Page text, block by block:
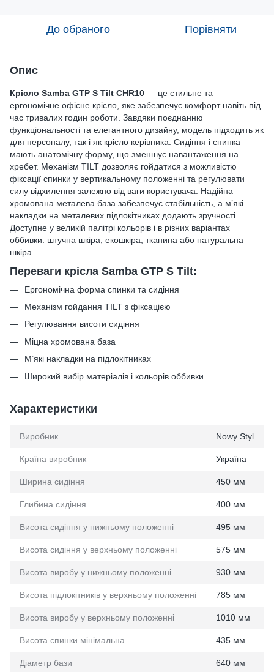
До обраного Порівняти
Опис
Крісло Samba GTP S Tilt CHR10 — це стильне та
ергономічне офісне крісло, яке забезпечує комфорт навіть під
час тривалих годин роботи. Завдяки поєднанню
функціональності та елегантного дизайну, модель підходить як
для персоналу, так і як крісло керівника. Сидіння і спинка
мають анатомічну форму, що зменшує навантаження на
хребет. Механізм TILT дозволяє гойдатися з можливістю
фіксації спинки у вертикальному положенні та регулювати
силу відхилення залежно від ваги користувача. Надійна
хромована металева база забезпечує стабільність, а м’які
накладки на металевих підлокітниках додають зручності.
Доступне у великій палітрі кольорів і в різних варіантах
оббивки: штучна шкіра, екошкіра, тканина або натуральна
шкіра.
Переваги крісла Samba GTP S Tilt:
Ергономічна форма спинки та сидіння
Механізм гойдання TILT з фіксацією
Регулювання висоти сидіння
Міцна хромована база
М’які накладки на підлокітниках
Широкий вибір матеріалів і кольорів оббивки
Характеристики
Виробник Nowy Styl
Країна виробник Україна
Ширина сидіння 450 мм
Глибина сидіння 400 мм
Висота сидіння у нижньому положенні 495 мм
Висота сидіння у верхньому положенні 575 мм
Висота виробу у нижньому положенні 930 мм
Висота підлокітників у верхньому положенні 785 мм
Висота виробу у верхньому положенні 1010 мм
Висота спинки мінімальна 435 мм
Діаметр бази 640 мм